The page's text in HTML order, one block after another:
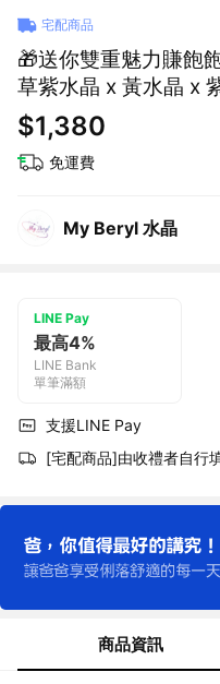
宅配商品
🎁送你雙重魅力賺飽
草紫水晶 x 黃水晶 x
列 】雙圈水晶手鍊｜
$1,380
免運費
My Beryl 水晶
LINE Pay
最高4%
LINE Bank
單筆滿額
支援LINE Pay
[宅配商品]由收禮者自行
商品資訊